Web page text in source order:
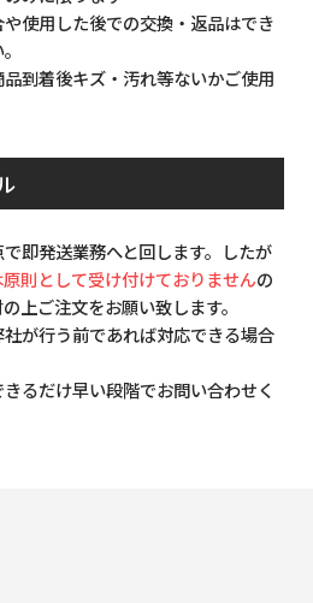
使用した後での交換・返品はでき
到着後キズ・汚れ等ないかご使用
即発送業務へと回します。したが
則として受け付けておりませんの
上ご注文をお願い致します。
が行う前であれば対応できる場合
るだけ早い段階でお問い合わせく